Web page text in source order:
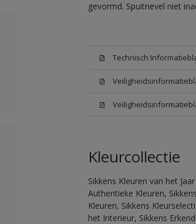
gevormd. Spuitnevel niet
Technisch
Kleurcollectie
Sikkens Kleuren van het
Authentieke Kleuren,
Kleuren, Sikkens
het Interieur, Sikkens